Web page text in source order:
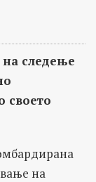
на следење
своето
на